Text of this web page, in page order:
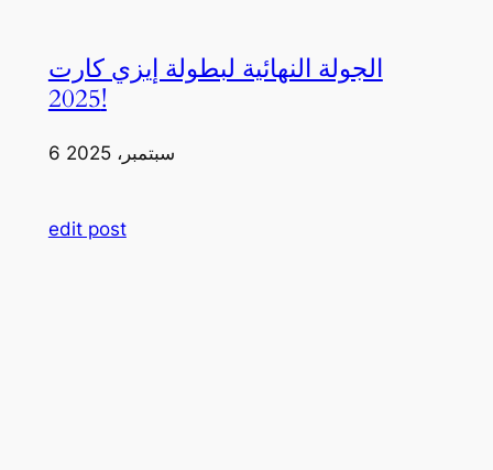
الجولة النهائية لبطولة إيزي كارت
2025!
6 سبتمبر، 2025
edit post